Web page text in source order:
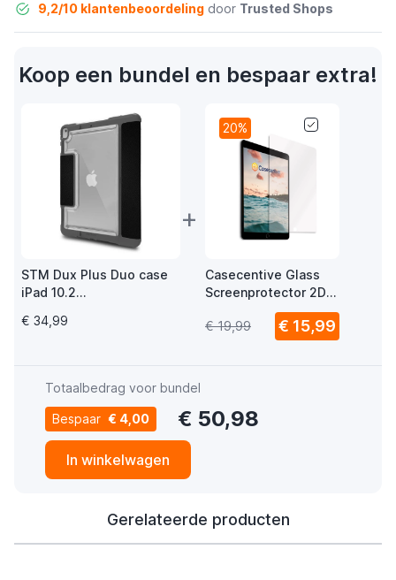
9,2/10 klantenbeoordelingdoor Trusted Shops
Koop een bundel en bespaar extra!
STM Dux Plus Duo case
iPad 10.2
€ 34,99
+
20%
Casecentive Glass
Screenprotector 2D
iPad 10.2" 2019 /
2020 / 2021
€ 19,99 € 15,99
Totaalbedrag voor bundel
Bespaar € 4,00 € 50,98
In winkelwagen
Gerelateerde producten